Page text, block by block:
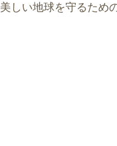
美しい地球を守るため